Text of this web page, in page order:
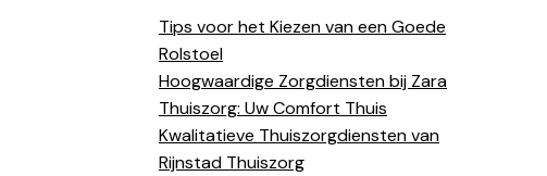
Tips voor het Kiezen van een Goede
Rolstoel
Hoogwaardige Zorgdiensten bij Zara
Thuiszorg: Uw Comfort Thuis
Kwalitatieve Thuiszorgdiensten van
Rijnstad Thuiszorg